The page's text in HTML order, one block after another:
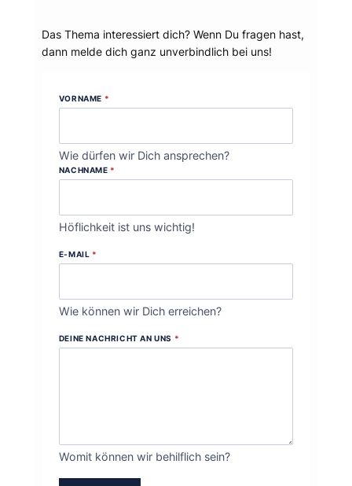
Das Thema interessiert dich? Wenn Du fragen hast,
dann melde dich ganz unverbindlich bei uns!
VORNAME *
Wie dürfen wir Dich ansprechen?
NACHNAME *
Höflichkeit ist uns wichtig!
E-MAIL *
Wie können wir Dich erreichen?
DEINE NACHRICHT AN UNS *
Womit können wir behilflich sein?